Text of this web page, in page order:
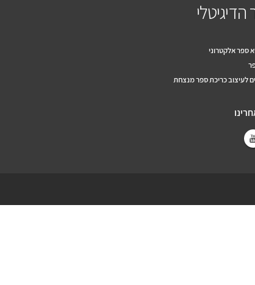
ספר אלקטרוני
לעיצוב כריכת ספר מנצחת